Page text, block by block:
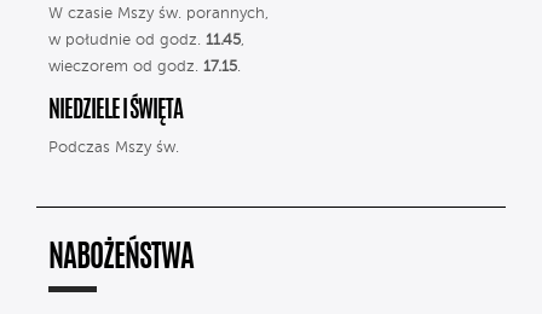
W czasie Mszy św. porannych,
w południe od godz. 11.45
wieczorem od godz. 17.15
NIEDZIELE I ŚWIĘTA
Podczas Mszy św.
NABOŻEŃSTWA